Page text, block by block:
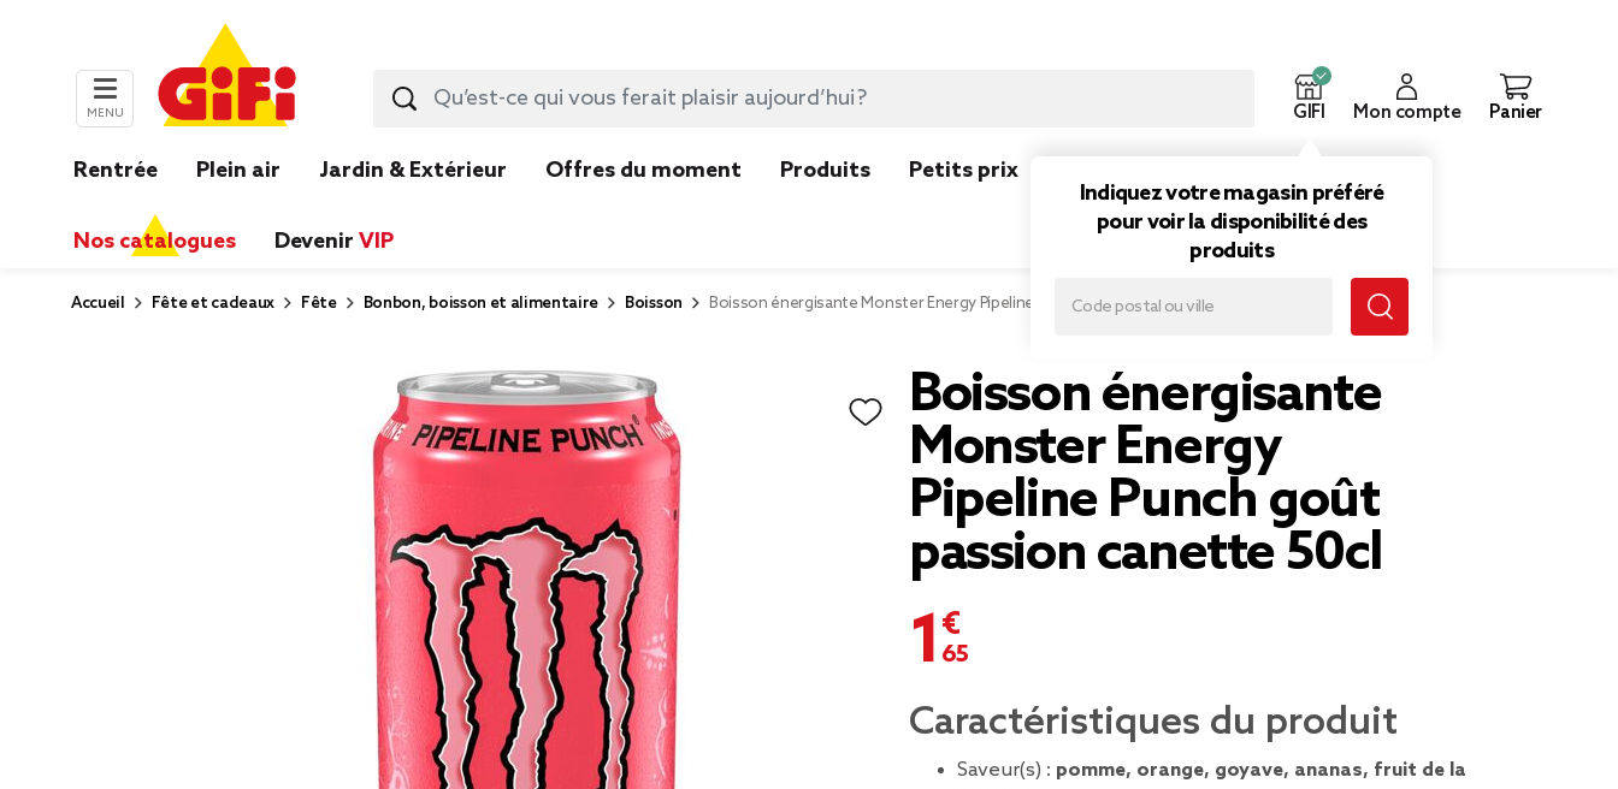
MENU GIFI
Indiquez votre magasin préféré
pour voir la disponibilité des
produits
Mon compte Panier
Rentrée Plein air Jardin & Extérieur Offres du moment Produits Petits prix
Nos catalogues Devenir VIP
Accueil Fête et cadeaux Fête Bonbon, boisson et alimentaire Boisson Boisson énergisante Monster Energy Pipeline Punch goût passion canette 50cl
Boisson énergisante
Monster Energy
Pipeline Punch goût
passion canette 50cl
1,65 €
Caractéristiques du produit
Saveur(s) : pomme, orange, goyave, ananas, fruit de la